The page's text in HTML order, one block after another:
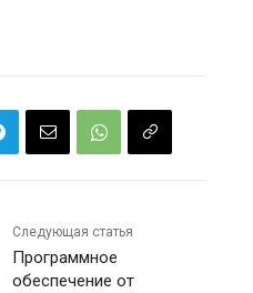
Следующая статья
Программное
обеспечение от